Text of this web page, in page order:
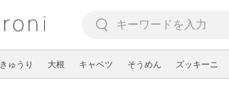
きゅうり 大根 キャベツ そうめん ズッキーニ